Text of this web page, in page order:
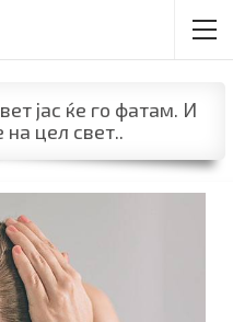
јас ќе го фатам. И
на цел свет..